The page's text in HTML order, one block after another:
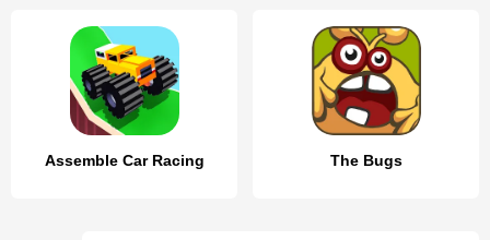
Assemble Car Racing The Bugs